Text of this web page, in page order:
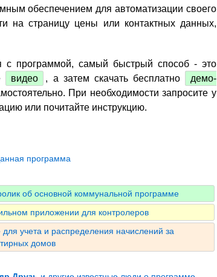
обеспечением для автоматизации своего
на страницу цены или контактных данных,
с программой, самый быстрый способ - это
видео , а затем скачать бесплатно
демо-
При необходимости запросите у
или почитайте инструкцию.
программа
об основной коммунальной программе
приложении для контролеров
учета и распределения начислений за
домов